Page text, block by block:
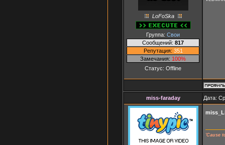
LoFoSka
Группа: Свои
Сообщений: 817
Репутация: 351
Замечания: 100%
Статус: Offline
miss-faraday Дата:
'Cause